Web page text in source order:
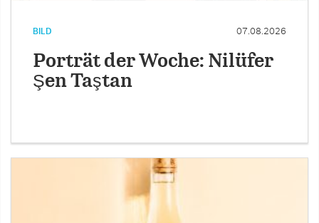
BILD 07.08.2026
Porträt der Woche: Nilüfer
Şen Taştan